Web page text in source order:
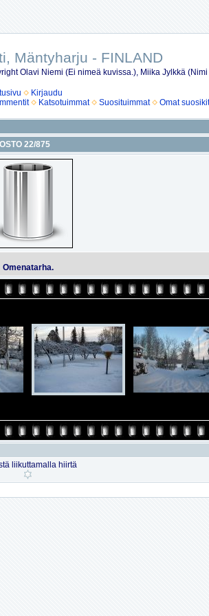
Mäntyharju - FINLAND
Olavi Niemi (Ei nimeä kuvissa.), Miika Jylkkä
Kirjaudu
Katsotuimmat Suosituimmat Omat suosikit
22/875
Omenatarha.
liikuttamalla hiirtä